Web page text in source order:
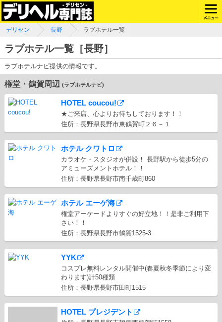
デリセン 長野 ラブホテル一覧
ラブホテル一覧［長野］
ラブホテルナビ提供の情報です。
権堂・鶴賀周辺 (ラブホテルナビ)
HOTEL coucou!
★ご来店、心よりお待ちしております！！
住所：長野県長野市東鶴賀町２６－１
ホテル クワトロ
カラオケ・スタジオが併設！ 長野駅から徒歩5分の
アミューズメントホテル！！
住所：長野県長野市南千歳町860
ホテル エーゲ海
権堂アーケードよりすぐの好立地！！是非ご利用下
さい！！
住所：長野県長野市鶴賀1525-3
YYK
コスプレ無料レンタル開催中(春夏秋冬季節により変
わります)計50種類
住所：長野県長野市田町1515
HOTEL プレジデント